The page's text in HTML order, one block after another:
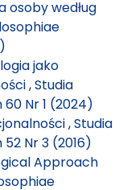
osoby według
jako
,Studia
Nr 1 (2024)
,Studia
Nr 3 (2016)
Approach